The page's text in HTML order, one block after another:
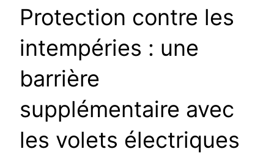
Protection contre les
intempéries : une
barrière
supplémentaire avec
les volets électriques